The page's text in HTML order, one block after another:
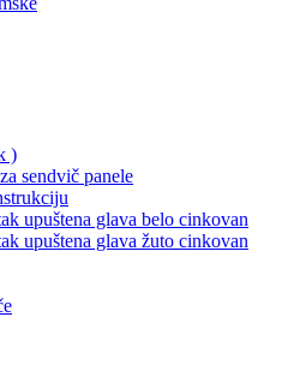
)
sendvič panele
upuštena glava belo cinkovan
upuštena glava žuto cinkovan